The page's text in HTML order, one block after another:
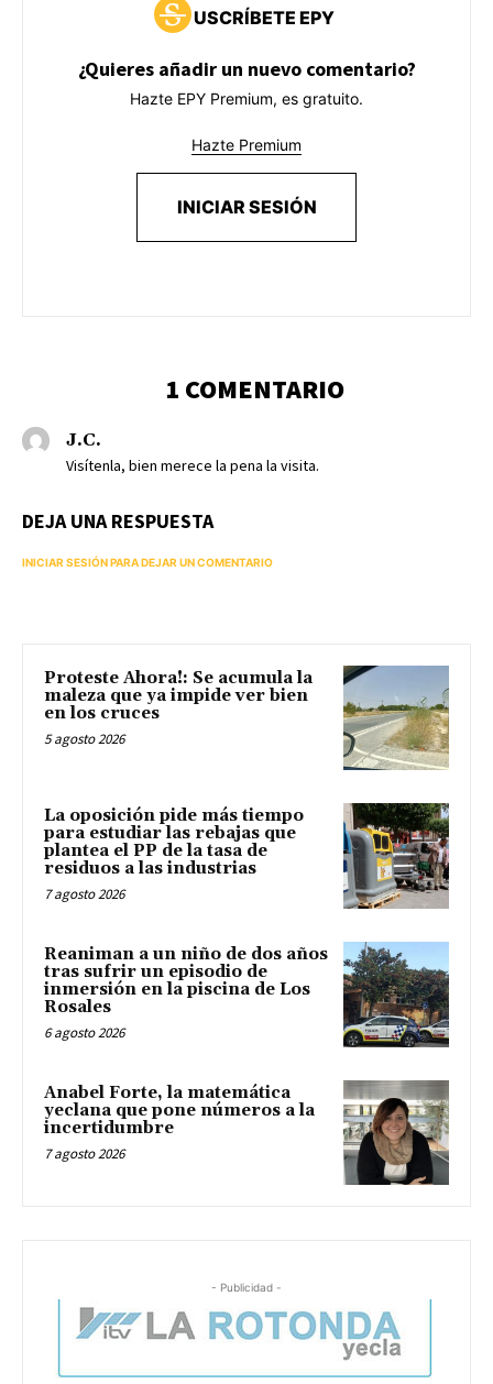
USCRÍBETE EPY
¿Quieres añadir un nuevo comentario?
Hazte EPY Premium, es gratuito.
Hazte Premium
INICIAR SESIÓN
1 COMENTARIO
J.C.
Visítenla, bien merece la pena la visita.
DEJA UNA RESPUESTA
INICIAR SESIÓN PARA DEJAR UN COMENTARIO
Proteste Ahora!: Se acumula la
maleza que ya impide ver bien
en los cruces
5 agosto 2026
La oposición pide más tiempo
para estudiar las rebajas que
plantea el PP de la tasa de
residuos a las industrias
7 agosto 2026
Reaniman a un niño de dos años
tras sufrir un episodio de
inmersión en la piscina de Los
Rosales
6 agosto 2026
Anabel Forte, la matemática
yeclana que pone números a la
incertidumbre
7 agosto 2026
- Publicidad -